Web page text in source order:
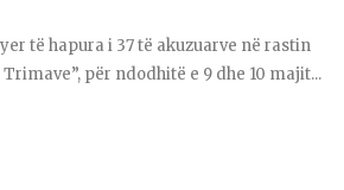
të hapura i 37 të akuzuarve në rastin
për ndodhitë e 9 dhe 10 majit...